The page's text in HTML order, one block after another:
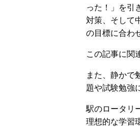
った！」を引
対策、そして
の目標に合わ
この記事に関
また、静かで
題や試験勉強
駅のロータリ
理想的な学習